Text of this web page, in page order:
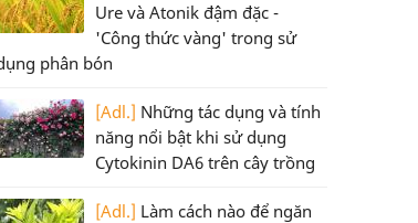
Ure và Atonik đậm đặc -
'Công thức vàng' trong sử
phân bón
[Adl.] Những tác dụng và tính
năng nổi bật khi sử dụng
Cytokinin DA6 trên cây trồng
[Adl.] Làm cách nào để ngăn